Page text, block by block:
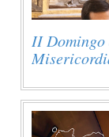
II Domingo